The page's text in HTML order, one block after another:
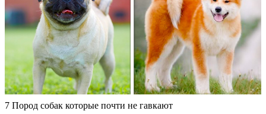
7 Пород собак которые почти не гавкают